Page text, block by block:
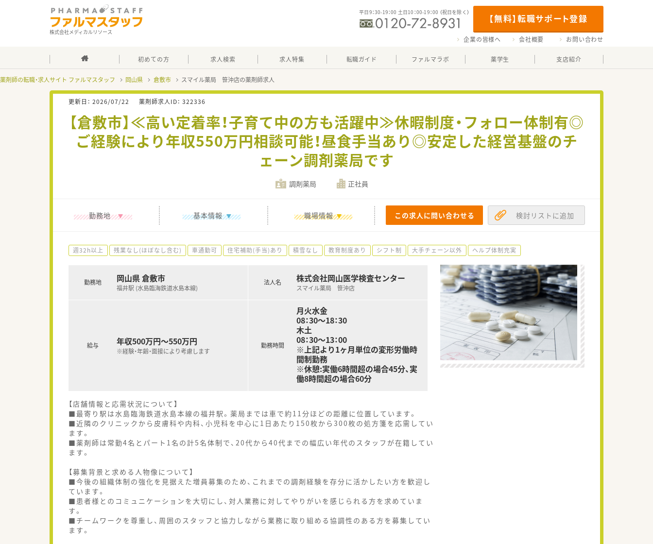
株式会社メディカルリソース
【無料】転職サポート登録
平日9：30-19：00 土日10：00-19：00 （祝日を除く）
企業の皆様へ 会社概要 お問い合わせ
初めての方 求人検索 求人特集 転職ガイド ファルマラボ 薬学生 支店紹介
薬剤師の転職・求人サイト ファルマスタッフ 岡山県 倉敷市 スマイル薬局 笹沖店の薬剤師求人
更新日： 2026/07/22 薬剤師求人ID： 322336
【倉敷市】≪高い定着率！子育て中の方も活躍中≫休暇制度・フォロー体制有◎
ご経験により年収550万円相談可能！昼食手当あり◎安定した経営基盤のチ
ェーン調剤薬局です
調剤薬局 正社員
勤務地 基本情報 職場情報 この求人に問い合わせる 検討リストに追加
週32h以上 残業なし(ほぼなし含む) 車通勤可 住宅補助(手当)あり 積雪なし 教育制度あり シフト制 大手チェーン以外 ヘルプ体制充実
勤務地 岡山県 倉敷市
福井駅 (水島臨海鉄道水島本線)
給与 年収500万円～550万円
※経験・年齢・面接により考慮します
法人名 株式会社岡山医学検査センター
スマイル薬局 笹沖店
勤務時間
月火水金
08：30～18：30
木土
08：30～13：00
※上記より1ヶ月単位の変形労働時
間制勤務
※休憩:実働6時間超の場合45分、実
働8時間超の場合60分
【店舗情報と応需状況について】
■最寄り駅は水島臨海鉄道水島本線の福井駅。薬局までは車で約11分ほどの距離に位置しています。
■近隣のクリニックから皮膚科や内科、小児科を中心に1日あたり150枚から300枚の処方箋を応需してい
ます。
■薬剤師は常勤4名とパート1名の計5名体制で、20代から40代までの幅広い年代のスタッフが在籍してい
ます。
【募集背景と求める人物像について】
■今後の組織体制の強化を見据えた増員募集のため、これまでの調剤経験を存分に活かしたい方を歓迎し
ています。
■患者様とのコミュニケーションを大切にし、対人業務に対してやりがいを感じられる方を求めていま
す。
■チームワークを尊重し、周囲のスタッフと協力しながら業務に取り組める協調性のある方を募集してい
ます。